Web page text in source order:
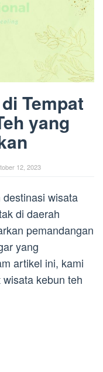
Tempat
yang
12, 2023
wisata
di daerah
pemandangan
yang
artikel ini, kami
kebun teh